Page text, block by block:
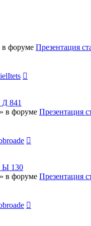
в форуме Презентация
841
» в форуме Презентация
Ы 130
» в форуме Презентация